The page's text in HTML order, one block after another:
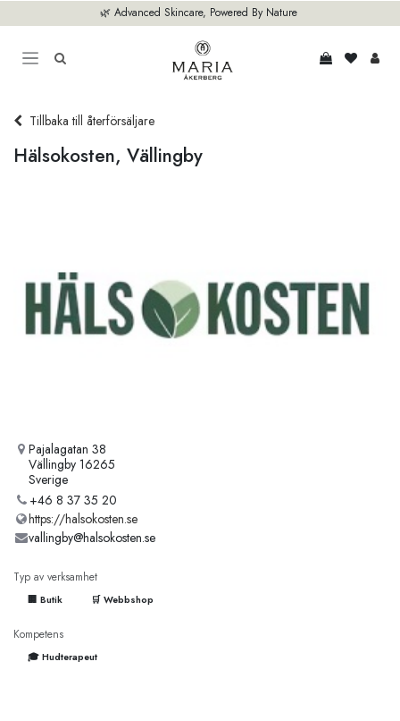
🌿 Advanced Skincare, Powered By Nature
Tillbaka till återförsäljare
Hälsokosten, Vällingby
Pajalagatan 38
Vällingby 16265
Sverige
+46 8 37 35 20
https://halsokosten.se
vallingby@halsokosten.se
Typ av verksamhet
🏢 Butik 🛒 Webbshop
Kompetens
🎓 Hudterapeut